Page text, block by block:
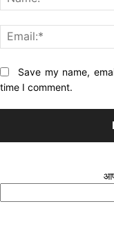
Website:Save my name,
time I comment.